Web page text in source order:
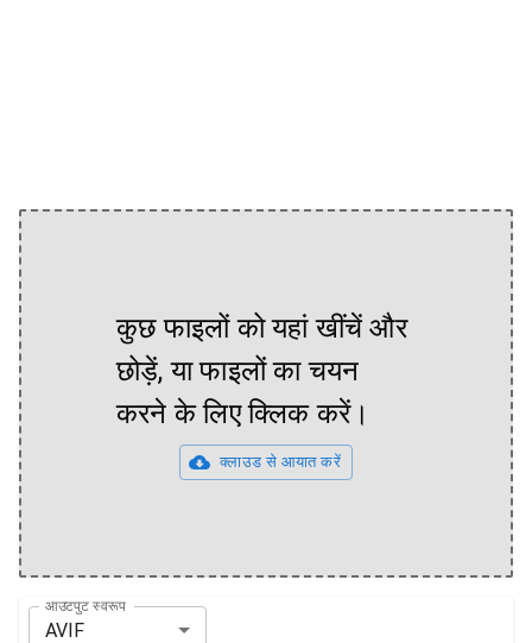
कुछ फाइलों को यहां खींचें और
छोड़ें, या फाइलों का चयन
करने के लिए क्लिक करें।
क्लाउड से आयात करें
आउटपुट स्वरूप
AVIF